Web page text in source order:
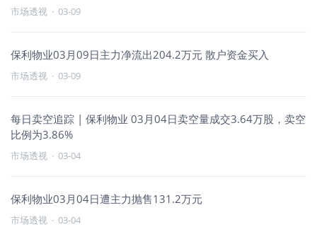
市场透视 · 03-09
保利物业03月09日主力净流出204.2万元 散户资金买入
市场透视 · 03-09
每日卖空追踪 | 保利物业 03月04日卖空量成交3.64万股，卖空
比例为3.86%
市场透视 · 03-04
保利物业03月04日遭主力抛售131.2万元
市场透视 · 03-04